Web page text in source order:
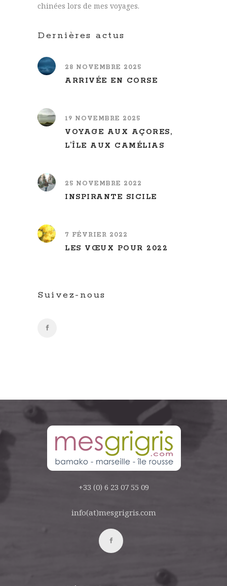
chinées lors de mes voyages.
Dernières actus
28 NOVEMBRE 2025
ARRIVÉE EN CORSE
19 NOVEMBRE 2025
VOYAGE AUX AÇORES,
L’ÎLE AUX CAMÉLIAS
25 NOVEMBRE 2022
INSPIRANTE SICILE
7 FÉVRIER 2022
LES VŒUX POUR 2022
Suivez-nous
+33 (0) 6 23 07 55 09
info(at)mesgrigris.com